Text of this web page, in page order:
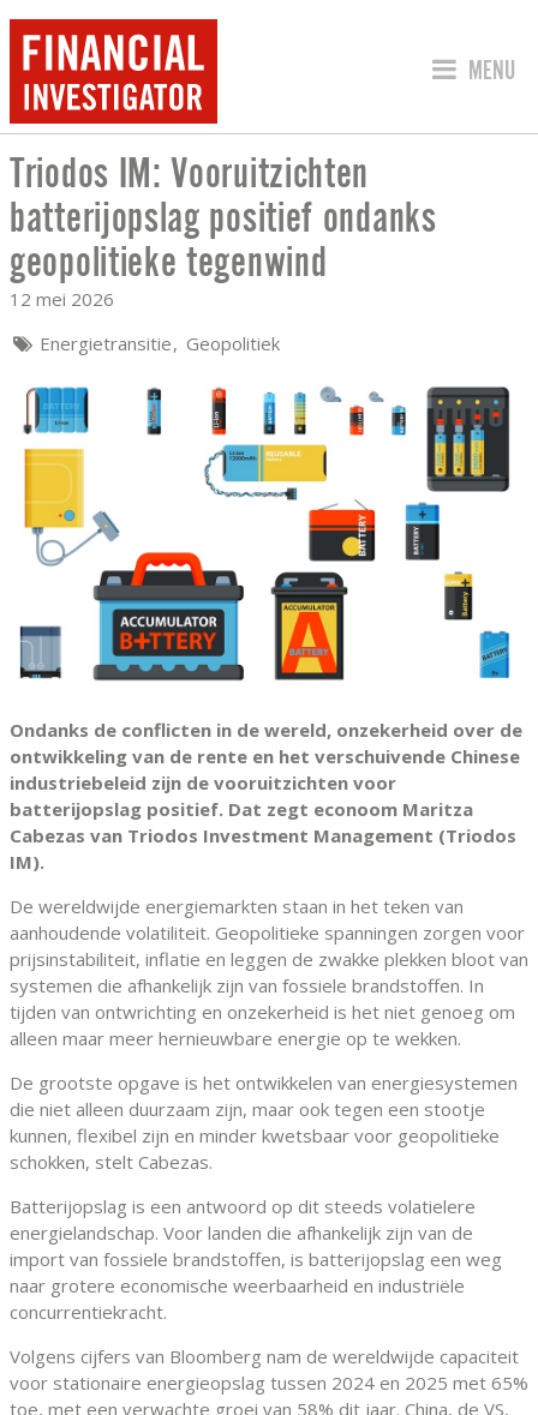
SPRING
MENU
TRIODOS IM: VOORUITZICHTEN
Triodos IM: Vooruitzichten
batterijopslag positief ondanks
geopolitieke tegenwind
12 mei 2026
Energietransitie Geopolitiek
Ondanks de conflicten in de wereld, onzekerheid over de
ontwikkeling van de rente en het verschuivende Chinese
industriebeleid zijn de vooruitzichten voor
batterijopslag positief. Dat zegt econoom Maritza
Cabezas van Triodos Investment Management (Triodos
IM).
De wereldwijde energiemarkten staan in het teken van
aanhoudende volatiliteit. Geopolitieke spanningen zorgen voor
prijsinstabiliteit, inflatie en leggen de zwakke plekken bloot van
systemen die afhankelijk zijn van fossiele brandstoffen. In
tijden van ontwrichting en onzekerheid is het niet genoeg om
alleen maar meer hernieuwbare energie op te wekken.
De grootste opgave is het ontwikkelen van energiesystemen
die niet alleen duurzaam zijn, maar ook tegen een stootje
kunnen, flexibel zijn en minder kwetsbaar voor geopolitieke
schokken, stelt Cabezas.
Batterijopslag is een antwoord op dit steeds volatielere
energielandschap. Voor landen die afhankelijk zijn van de
import van fossiele brandstoffen, is batterijopslag een weg
naar grotere economische weerbaarheid en industriële
concurrentiekracht.
Volgens cijfers van Bloomberg nam de wereldwijde capaciteit
voor stationaire energieopslag tussen 2024 en 2025 met 65%
toe, met een verwachte groei van 58% dit jaar. China, de VS,